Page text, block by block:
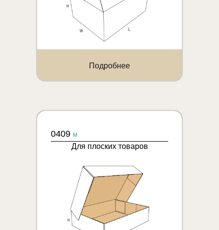
Подробнее
0409 M
Для плоских товаров